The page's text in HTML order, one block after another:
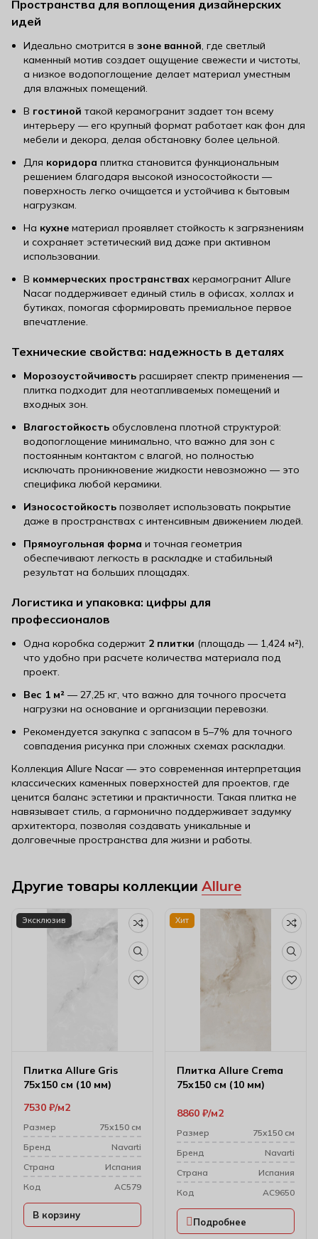
Пространства для воплощения дизайнерских
идей
Идеально смотрится в зоне ванной , где светлый
каменный мотив создает ощущение свежести и чистоты,
а низкое водопоглощение делает материал уместным
для влажных помещений.
В гостиной такой керамогранит задает тон всему
интерьеру — его крупный формат работает как фон для
мебели и декора, делая обстановку более цельной.
Для коридора плитка становится функциональным
решением благодаря высокой износостойкости —
поверхность легко очищается и устойчива к бытовым
нагрузкам.
На кухне материал проявляет стойкость к загрязнениям
и сохраняет эстетический вид даже при активном
использовании.
В коммерческих пространствах керамогранит Allure
Nacar поддерживает единый стиль в офисах, холлах и
бутиках, помогая сформировать премиальное первое
впечатление.
Технические свойства: надежность в деталях
Морозоустойчивость расширяет спектр применения —
плитка подходит для неотапливаемых помещений и
входных зон.
Влагостойкость обусловлена плотной структурой:
водопоглощение минимально, что важно для зон с
постоянным контактом с влагой, но полностью
исключать проникновение жидкости невозможно — это
специфика любой керамики.
Износостойкость позволяет использовать покрытие
даже в пространствах с интенсивным движением людей.
Прямоугольная форма и точная геометрия
обеспечивают легкость в раскладке и стабильный
результат на больших площадях.
Логистика и упаковка: цифры для
профессионалов
Одна коробка содержит 2 плитки (площадь — 1,424 м²),
что удобно при расчете количества материала под
проект.
Вес 1 м² — 27,25 кг, что важно для точного просчета
нагрузки на основание и организации перевозки.
Рекомендуется закупка с запасом в 5–7% для точного
совпадения рисунка при сложных схемах раскладки.
Коллекция Allure Nacar — это современная интерпретация
классических каменных поверхностей для проектов, где
ценится баланс эстетики и практичности. Такая плитка не
навязывает стиль, а гармонично поддерживает задумку
архитектора, позволяя создавать уникальные и
долговечные пространства для жизни и работы.
Другие товары коллекции Allure
Эксклюзив
Плитка Allure Gris
75х150 см (10 мм)
7530 ₽ м2
Размер
75х150 см
Бренд
Navarti
Cтрана
Испания
Код
AC579
В корзину
Хит
Плитка Allure Crema
75х150 см (10 мм)
8860 ₽ м2
Размер
75х150 см
Бренд
Navarti
Cтрана
Испания
Код
AC9650
Подробнее